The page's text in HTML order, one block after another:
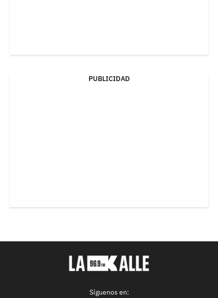
PUBLICIDAD
Síguenos en: